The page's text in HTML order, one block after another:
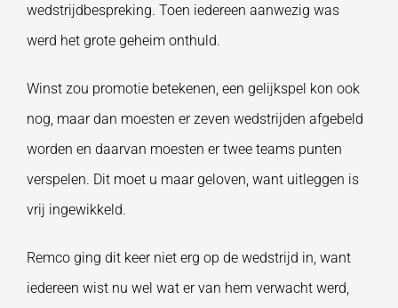
wedstrijdbespreking. Toen iedereen aanwezig was
werd het grote geheim onthuld.
Winst zou promotie betekenen, een gelijkspel kon ook
nog, maar dan moesten er zeven wedstrijden afgebeld
worden en daarvan moesten er twee teams punten
verspelen. Dit moet u maar geloven, want uitleggen is
vrij ingewikkeld.
Remco ging dit keer niet erg op de wedstrijd in, want
iedereen wist nu wel wat er van hem verwacht werd,